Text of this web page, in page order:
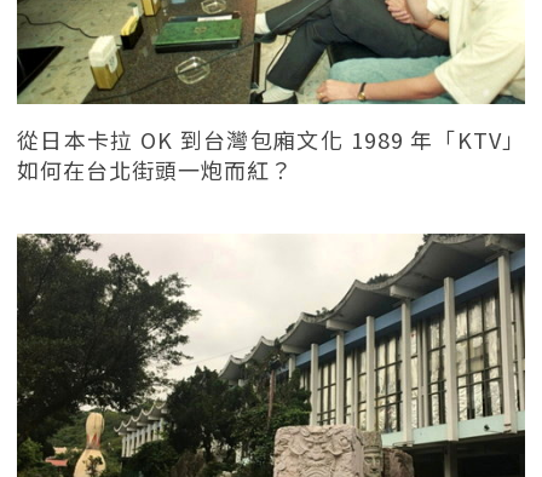
從日本卡拉 OK 到台灣包廂文化 1989 年「KTV」
如何在台北街頭一炮而紅？